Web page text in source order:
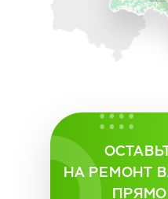
НА РЕМОНТ